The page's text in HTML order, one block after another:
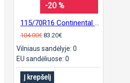
-20 %
104.00€ 83.20€
Vilniaus sandėlyje: 0
EU sandėliuose: 0
Į krepšelį